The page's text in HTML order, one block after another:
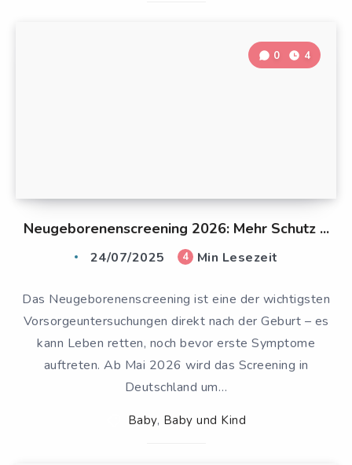
Neugeborenenscreening 2026: Mehr Schutz ...
0 4
24/07/2025 4 Min Lesezeit
Das Neugeborenenscreening ist eine der wichtigsten
Vorsorgeuntersuchungen direkt nach der Geburt – es
kann Leben retten, noch bevor erste Symptome
auftreten. Ab Mai 2026 wird das Screening in
Deutschland um…
Baby, Baby und Kind